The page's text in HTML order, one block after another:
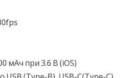
мАч при 3.6 В (iOS)